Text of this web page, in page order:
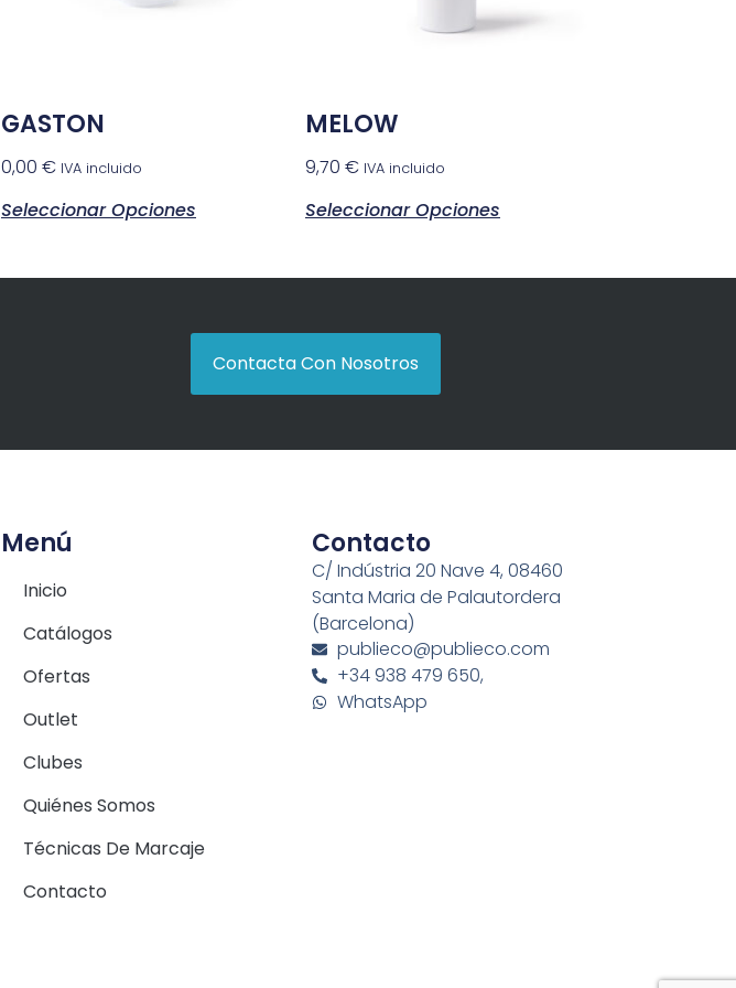
GASTON
0,00 € IVA incluido
Seleccionar Opciones
MELOW
9,70 € IVA incluido
Seleccionar Opciones
Contacta Con Nosotros
Menú
Inicio
Catálogos
Ofertas
Outlet
Clubes
Quiénes Somos
Técnicas De Marcaje
Contacto
Contacto
C/ Indústria 20 Nave 4, 08460
Santa Maria de Palautordera
(Barcelona)
publieco@publieco.com
+34 938 479 650,
WhatsApp